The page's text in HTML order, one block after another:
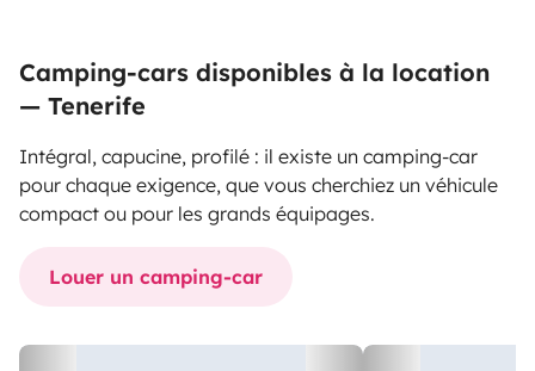
Camping-cars disponibles à la location
— Tenerife
Intégral, capucine, profilé : il existe un camping-car
pour chaque exigence, que vous cherchiez un véhicule
compact ou pour les grands équipages.
Louer un camping-car